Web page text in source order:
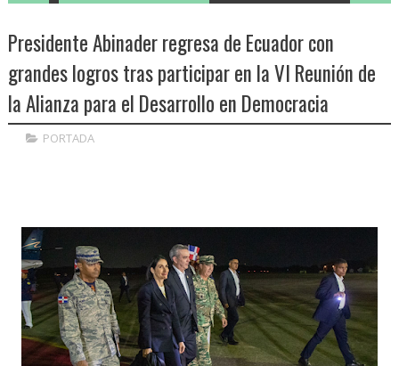
Presidente Abinader regresa de Ecuador con
grandes logros tras participar en la VI Reunión de
la Alianza para el Desarrollo en Democracia
PORTADA